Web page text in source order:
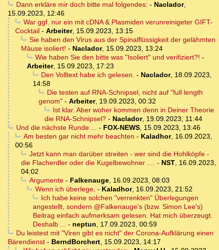
Dann erkläre mir doch bitte mal folgendes: - Naclador,
15.09.2023, 12:46
War ggf. nur ein mit cDNA & Plasmiden verunreinigeter GIFT-
Cocktail - Arbeiter, 15.09.2023, 13:15
Sie haben den Virus aus der Spinalflüssigkeit der gelähmten
Mäuse isoliert! - Naclador, 15.09.2023, 13:24
Wie haben Sie den bitte was "Isoliert" und verifiziert?! -
Arbeiter, 15.09.2023, 17:23
Den Volltext habe ich gelesen. - Naclador, 18.09.2023,
14:58
Die testen auf RNA-Schnipsel, nicht auf "full length
genom" - Arbeiter, 19.09.2023, 00:32
Ist klar. Aber woher kommen denn in Deiner Theorie
die RNA-Schnipsel? - Naclador, 19.09.2023, 11:44
Und die nächste Runde ... - FOX-NEWS, 15.09.2023, 13:46
Am besten gar nicht mehr beachten - Kaladhor, 16.09.2023,
00:56
Jetzt kann man darüber streiten - wer sind die Hohlköpfe -
die Flacherdler oder die Kugelbewohner .... - NST, 16.09.2023,
04:02
Argumente- Falkenauge, 16.09.2023, 08:03
Wenn ich überlege, - Kaladhor, 16.09.2023, 21:52
Ich habe keine solchen "verrenkten" Überlegungen
angestellt, sondern @Falkenauge's (bzw. Simon Lee's)
Beitrag einfach aufmerksam gelesen. Hat mich überzeugt.
Deshalb ... - neptun, 17.09.2023, 00:59
Du leistest mit "Viren gibt es nicht" der Corona-Aufklärung einen
Bärendienst - BerndBorchert, 15.09.2023, 14:17